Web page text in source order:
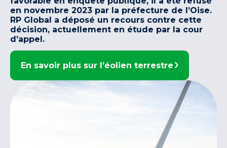
en novembre 2023 par la préfecture de l’Oise.
RP Global a déposé un recours contre cette
décision, actuellement en étude par la cour
d’appel.
En savoir plus sur l’éolien terrestre